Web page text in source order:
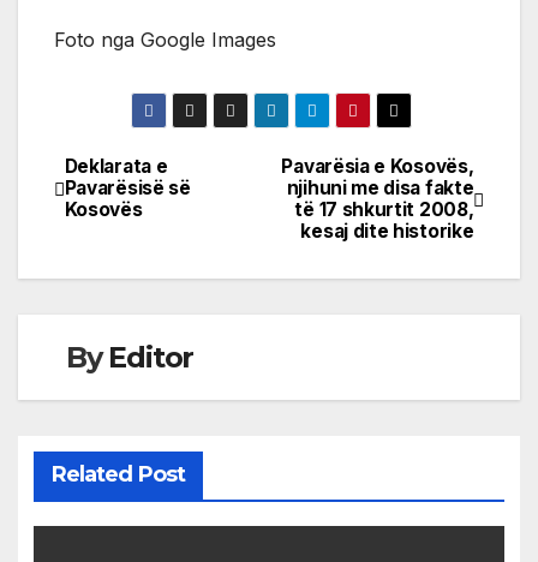
Foto nga Google Images
Post
navigation
Pavarësia e Kosovës,
njihuni me disa fakte
të 17 shkurtit 2008,
kesaj dite historike
Deklarata e
Pavarësisë së
Kosovës
ByEditor
Related Post